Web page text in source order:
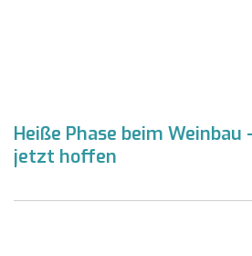
Heiße Phase beim
jetzt hoffen